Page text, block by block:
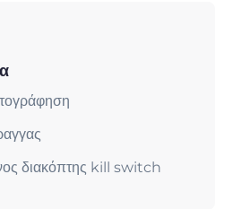
διακόπτης kill switch